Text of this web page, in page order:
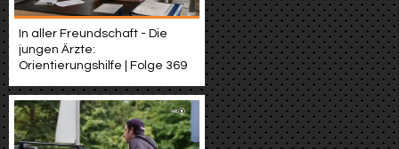
In aller Freundschaft - Die
jungen Ärzte:
Orientierungshilfe | Folge 369